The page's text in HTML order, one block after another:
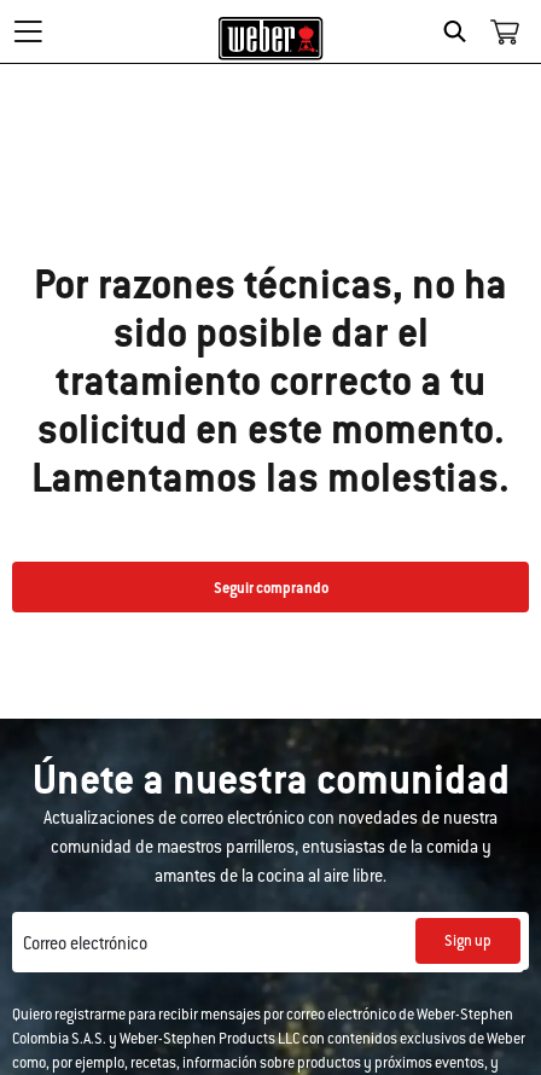
Search
Por razones técnicas, no ha
sido posible dar el
tratamiento correcto a tu
solicitud en este momento.
Lamentamos las molestias.
Seguir comprando
Únete a nuestra comunidad
Actualizaciones de correo electrónico con novedades de nuestra
comunidad de maestros parrilleros, entusiastas de la comida y
amantes de la cocina al aire libre.
Correo electrónico Sign up
Quiero registrarme para recibir mensajes por correo electrónico de Weber-Stephen
Colombia S.A.S. y Weber-Stephen Products LLC con contenidos exclusivos de Weber
como, por ejemplo, recetas, información sobre productos y próximos eventos, y